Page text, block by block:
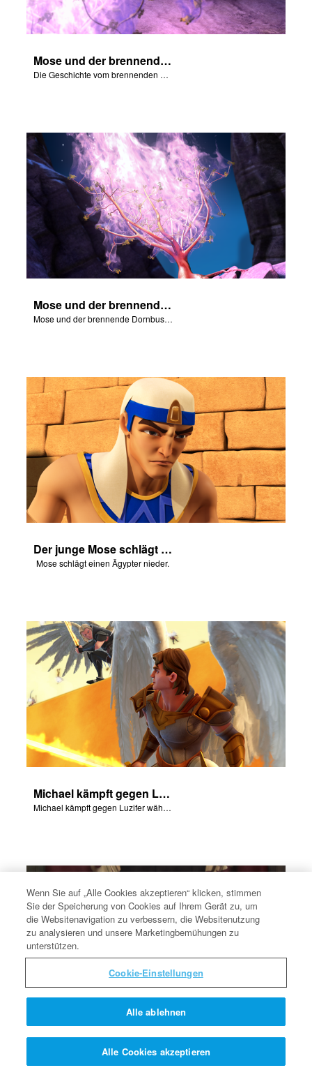
Mose und der brennende Dornbusch – Teil 2
Die Geschichte vom brennenden Dornbusch.
Mose und der brennende Dornbusch – Teil 1
Mose und der brennende Dornbusch.
Der junge Mose schlägt zurück
Mose schlägt einen Ägypter nieder.
Michael kämpft gegen Luzifer
Michael kämpft gegen Luzifer während der Rebellion im Himmel.
Der Vorhang reißt
Jenseits des Vorhangs.
Wenn Sie auf „Alle Cookies akzeptieren“ klicken, stimmen
Sie der Speicherung von Cookies auf Ihrem Gerät zu, um
die Websitenavigation zu verbessern, die Websitenutzung
zu analysieren und unsere Marketingbemühungen zu
unterstützen.
Cookie-Einstellungen
Alle ablehnen
Alle Cookies akzeptieren